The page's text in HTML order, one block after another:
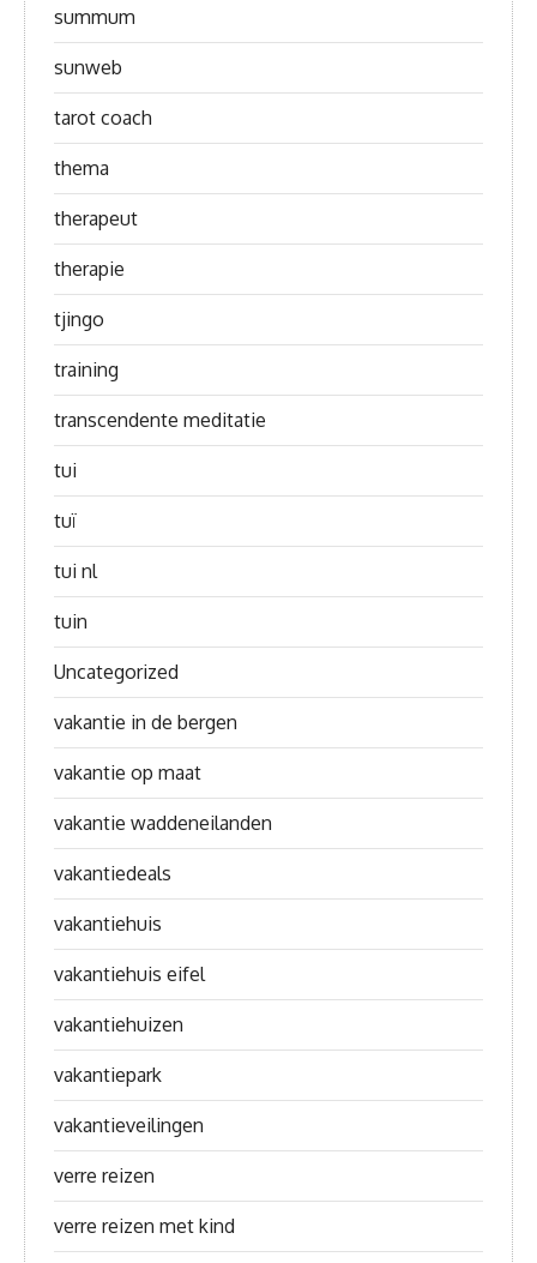
summum
sunweb
tarot coach
thema
therapeut
therapie
tjingo
training
transcendente meditatie
tui
tuï
tui nl
tuin
Uncategorized
vakantie in de bergen
vakantie op maat
vakantie waddeneilanden
vakantiedeals
vakantiehuis
vakantiehuis eifel
vakantiehuizen
vakantiepark
vakantieveilingen
verre reizen
verre reizen met kind